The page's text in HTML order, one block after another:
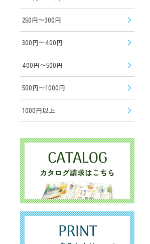
250円〜300円
300円〜400円
400円〜500円
500円〜1000円
1000円以上